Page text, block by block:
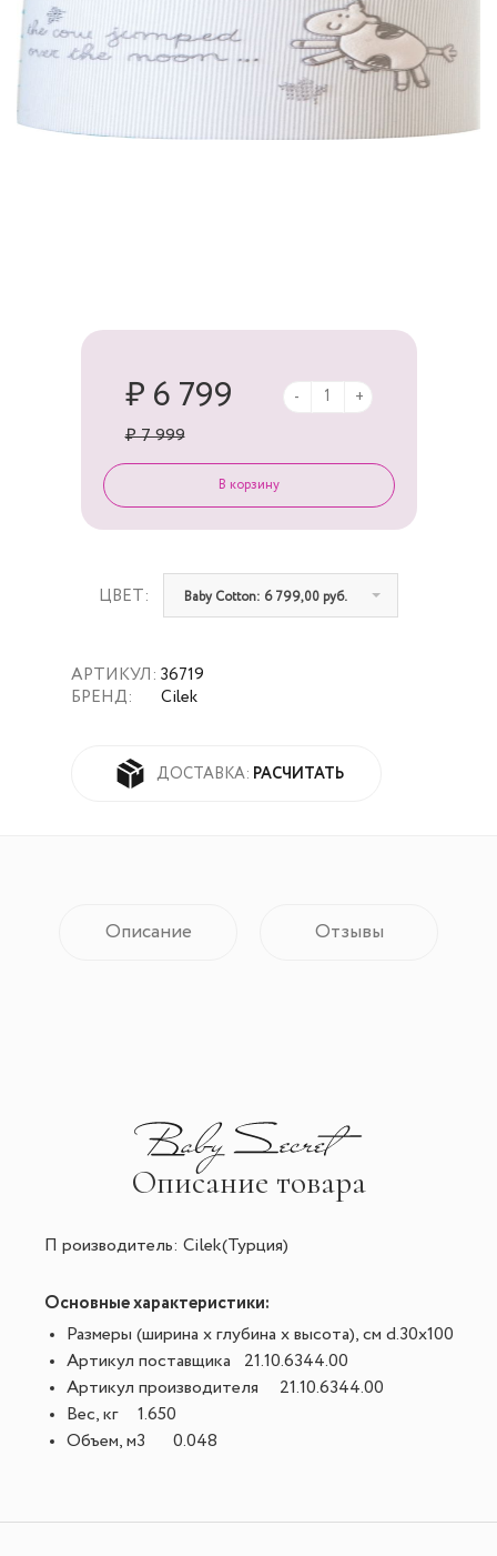
АРТИКУЛ:
БРЕНД:
36719
Cilek
ДОСТАВКА: РАСЧИТАТЬ
ЦВЕТ: Baby Cotton: 6 799,00 руб.
₽ 6 799
₽ 7 999
- +
Описание Отзывы
Описание товара
П роизводитель: Cilek(Турция)
Основные характеристики:
Размеры (ширина х глубина х высота), см d.30x100
Артикул поставщика
21.10.6344.00
Артикул производителя
21.10.6344.00
Вес, кг
1.650
Объем, м3
0.048